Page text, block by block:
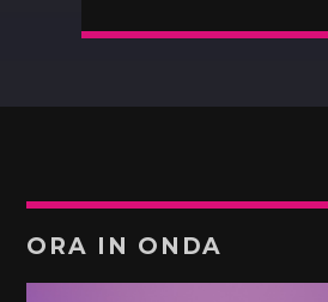
ORA IN ONDA